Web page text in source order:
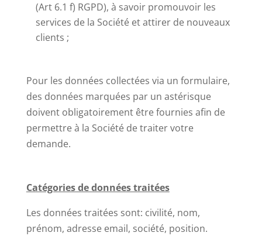
(Art 6.1 f) RGPD), à savoir promouvoir les
services de la Société et attirer de nouveaux
clients ;
Pour les données collectées via un formulaire,
des données marquées par un astérisque
doivent obligatoirement être fournies afin de
permettre à la Société de traiter votre
demande.
Catégories de données traitées
Les données traitées sont: civilité, nom,
prénom, adresse email, société, position.